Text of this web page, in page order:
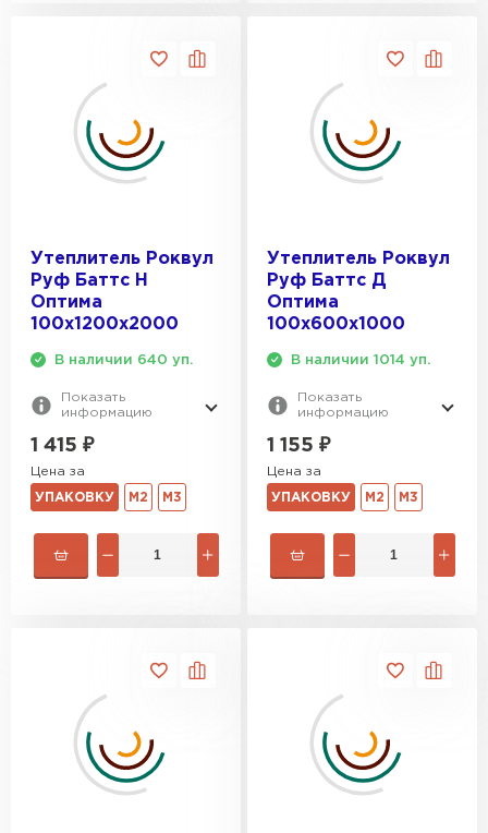
Утеплитель Роквул
Руф Баттс Н
Оптима
100х1200х2000
В наличии 640 уп.
Показать
информацию
1 415 ₽
Цена за
УПАКОВКУ М2 М3
Утеплитель Роквул
Руф Баттс Д
Оптима
100х600х1000
В наличии 1014 уп.
Показать
информацию
1 155 ₽
Цена за
УПАКОВКУ М2 М3